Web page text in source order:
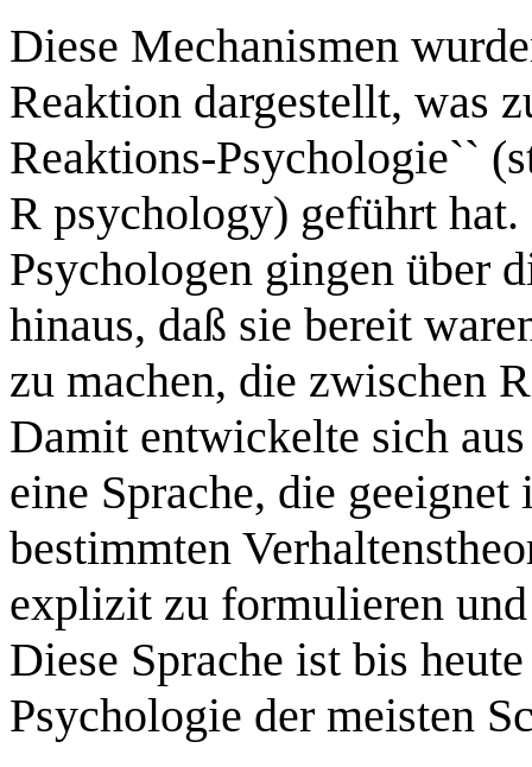
Diese Mechanismen
Reaktion dargestellt, was
Reaktions-Psychologie``
R psychology) geführt
Psychologen gingen über
hinaus, daß sie bereit
zu machen, die zwischen
Damit entwickelte sich
eine Sprache, die
bestimmten
explizit zu formulieren
Diese Sprache ist bis
Psychologie der meisten